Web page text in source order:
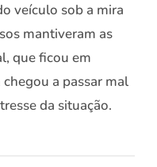
veículo sob a mira
mantiveram as
que ficou em
a passar mal
da situação.